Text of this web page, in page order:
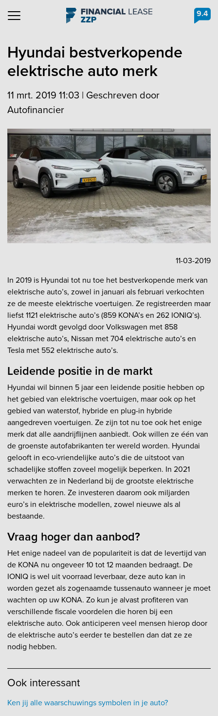
Navigation 9.4
Hyundai bestverkopende
elektrische auto merk
11 mrt. 2019 11:03 | Geschreven door
Autofinancier
Ook interessant
Ken jij alle waarschuwings symbolen in je auto?
11-03-2019
In 2019 is Hyundai tot nu toe het bestverkopende merk van
elektrische auto’s, zowel in januari als februari verkochten
ze de meeste elektrische voertuigen. Ze registreerden maar
liefst 1121 elektrische auto’s (859 KONA’s en 262 IONIQ’s).
Hyundai wordt gevolgd door Volkswagen met 858
elektrische auto’s, Nissan met 704 elektrische auto’s en
Tesla met 552 elektrische auto’s.
Leidende positie in de markt
Hyundai wil binnen 5 jaar een leidende positie hebben op
het gebied van elektrische voertuigen, maar ook op het
gebied van waterstof, hybride en plug-in hybride
aangedreven voertuigen. Ze zijn tot nu toe ook het enige
merk dat alle aandrijflijnen aanbiedt. Ook willen ze één van
de groenste autofabrikanten ter wereld worden. Hyundai
gelooft in eco-vriendelijke auto’s die de uitstoot van
schadelijke stoffen zoveel mogelijk beperken. In 2021
verwachten ze in Nederland bij de grootste elektrische
merken te horen. Ze investeren daarom ook miljarden
euro’s in elektrische modellen, zowel nieuwe als al
bestaande.
Vraag hoger dan aanbod?
Het enige nadeel van de populariteit is dat de levertijd van
de KONA nu ongeveer 10 tot 12 maanden bedraagt. De
IONIQ is wel uit voorraad leverbaar, deze auto kan in
worden gezet als zogenaamde tussenauto wanneer je moet
wachten op uw KONA. Zo kun je alvast profiteren van
verschillende fiscale voordelen die horen bij een
elektrische auto. Ook anticiperen veel mensen hierop door
de elektrische auto’s eerder te bestellen dan dat ze ze
nodig hebben.